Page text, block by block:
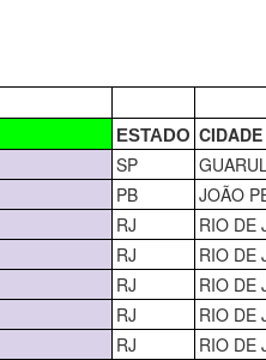
ESTADO CIDADE
SP
PB
JOÃO
RJ
RIO DE
RJ
RIO DE
RJ
RIO DE
RJ
RIO DE
RJ
RIO DE